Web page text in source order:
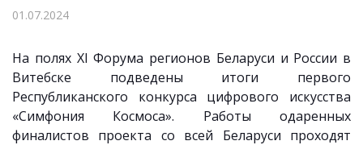
01.07.2024
На полях XI Форума регионов Беларуси и России в
Витебске подведены итоги первого
Республиканского конкурса цифрового искусства
«Симфония Космоса». Работы одаренных
финалистов проекта со всей Беларуси проходят